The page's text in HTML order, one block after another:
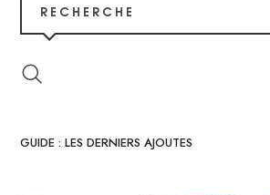
RECHERCHE
GUIDE : LES DERNIERS AJOUTES